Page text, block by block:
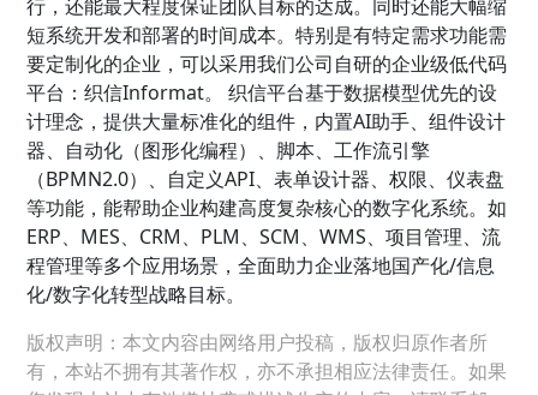
行，还能最大程度保证团队目标的达成。同时还能大幅缩
短系统开发和部署的时间成本。特别是有特定需求功能需
要定制化的企业，可以采用我们公司自研的企业级低代码
平台：织信Informat。 织信平台基于数据模型优先的设
计理念，提供大量标准化的组件，内置AI助手、组件设计
器、自动化（图形化编程）、脚本、工作流引擎
（BPMN2.0）、自定义API、表单设计器、权限、仪表盘
等功能，能帮助企业构建高度复杂核心的数字化系统。如
ERP、MES、CRM、PLM、SCM、WMS、项目管理、流
程管理等多个应用场景，全面助力企业落地国产化/信息
化/数字化转型战略目标。
版权声明：本文内容由网络用户投稿，版权归原作者所
有，本站不拥有其著作权，亦不承担相应法律责任。如果